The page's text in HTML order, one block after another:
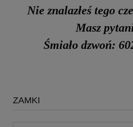
Nie znalazłeś tego
Masz
Śmiało dzwoń:
ZAMKI